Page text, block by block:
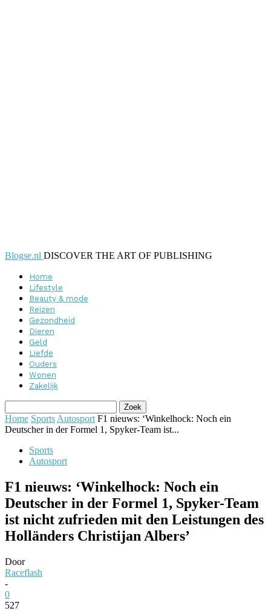
Blogse.nl DISCOVER THE ART OF PUBLISHING
Home
Lifestyle
Beauty & mode
Reizen
Gezondheid
Dieren
Geld
Liefde
Ouders
Wonen
Zakelijk
Home Sports Autosport F1 nieuws: ‘Winkelhock: Noch ein
Deutscher in der Formel 1, Spyker-Team ist...
Sports
Autosport
F1 nieuws: ‘Winkelhock: Noch ein
Deutscher in der Formel 1, Spyker-Team
ist nicht zufrieden mit den Leistungen des
Holländers Christijan Albers’
Door
Raceflash
-
0
527